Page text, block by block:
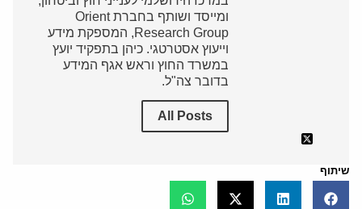
ומייסד ושותף בחברת Orient
Research Group, המספקת מידע
וייעוץ אסטרטגי. כיהן בתפקיד יועץ
במשרד החוץ וראש אגף המידע
בדובר צה"ל.
All Posts
שיתוף